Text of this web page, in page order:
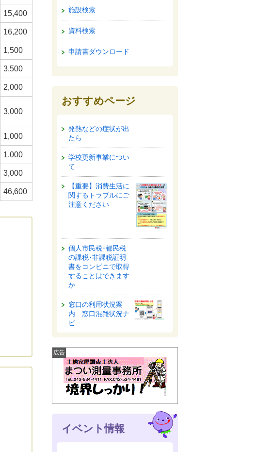
15,400
16,200
1,500
3,500
2,000
3,000
1,000
1,000
3,000
46,600
施設検索
資料検索
申請書ダウンロード
おすすめページ
発熱などの症状が出
たら
学校更新事業につい
て
【重要】消費生活に
関するトラブルにご
注意ください
個人市民税･都民税
の課税･非課税証明
書をコンビニで取得
することはできます
か
窓口の利用状況案
内 窓口混雑状況ナ
ビ
広告
イベント情報